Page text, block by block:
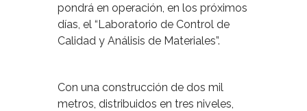
pondrá en operación, en los próximos
días, el “Laboratorio de Control de
Calidad y Análisis de Materiales”.
Con una construcción de dos mil
metros, distribuidos en tres niveles,